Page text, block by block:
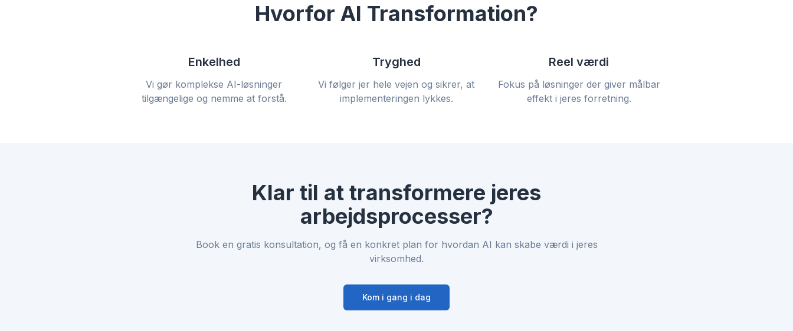
Hvorfor AI Transformation?
Enkelhed
Vi gør komplekse AI-løsninger
tilgængelige og nemme at forstå.
Tryghed
Vi følger jer hele vejen og sikrer, at
implementeringen lykkes.
Reel værdi
Fokus på løsninger der giver målbar
effekt i jeres forretning.
Klar til at transformere jeres
arbejdsprocesser?
Book en gratis konsultation, og få en konkret plan for hvordan AI kan skabe værdi i jeres
virksomhed.
Kom i gang i dag